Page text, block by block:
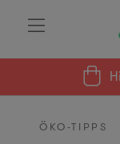
ÖKO-TIPPS